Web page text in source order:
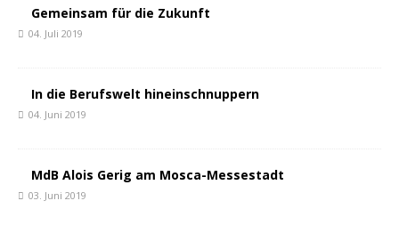
Gemeinsam für die Zukunft
04. Juli 2019
In die Berufswelt hineinschnuppern
04. Juni 2019
MdB Alois Gerig am Mosca-Messestadt
03. Juni 2019